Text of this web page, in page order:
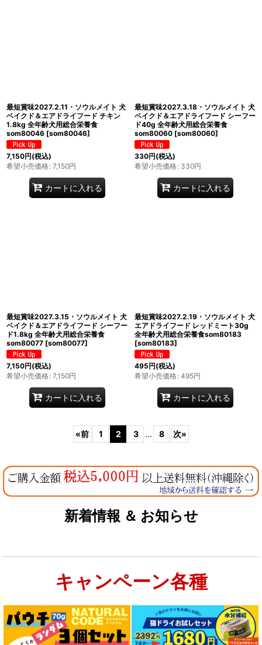
最短賞味2027.2.11・ソウルメイト 犬
ベイクド＆エアドライフード チキン
1.8kg 全年齢犬用総合栄養食
som80046 [som80046]
7,150円(税込)
希望小売価格: 7,150円
カートに入れる
最短賞味2027.3.18・ソウルメイト 犬
ベイクド＆エアドライフード シーフー
ド40g 全年齢犬用総合栄養食
som80060 [som80060]
330円(税込)
希望小売価格: 330円
カートに入れる
最短賞味2027.3.15・ソウルメイト 犬
ベイクド＆エアドライフード シーフー
ド1.8kg 全年齢犬用総合栄養食
som80077 [som80077]
7,150円(税込)
希望小売価格: 7,150円
カートに入れる
最短賞味2027.2.19・ソウルメイト 犬
エアドライフード レッドミート30g
全年齢犬用総合栄養食som80183
[som80183]
495円(税込)
希望小売価格: 495円
カートに入れる
«前 1 2 3 ... 8 次»
新着情報 ＆ お知らせ
キャンペーン各種